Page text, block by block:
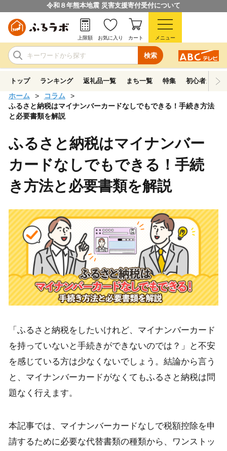
令和８年熊本地震 災害支援寄付受付について
検索
上限額 お気に入り カート メニュー
トップ ランキング 返礼品一覧 まち一覧 特集
初心者ガイド
ホーム
コラム
ふるさと納税はマイナンバーカードなしでもできる！手続き方法
と必要書類を解説
ふるさと納税はマイナンバー
カードなしでもできる！手続
き方法と必要書類を解説
「ふるさと納税をしたいけれど、マイナンバーカード
を持っていないと手続きができないのでは？」と不安
を感じている方は少なくないでしょう。結論から言う
と、マイナンバーカードがなくてもふるさと納税は問
題なく行えます。
本記事では、マイナンバーカードなしで税額控除を申
請するために必要な代替書類の種類から、ワンストッ